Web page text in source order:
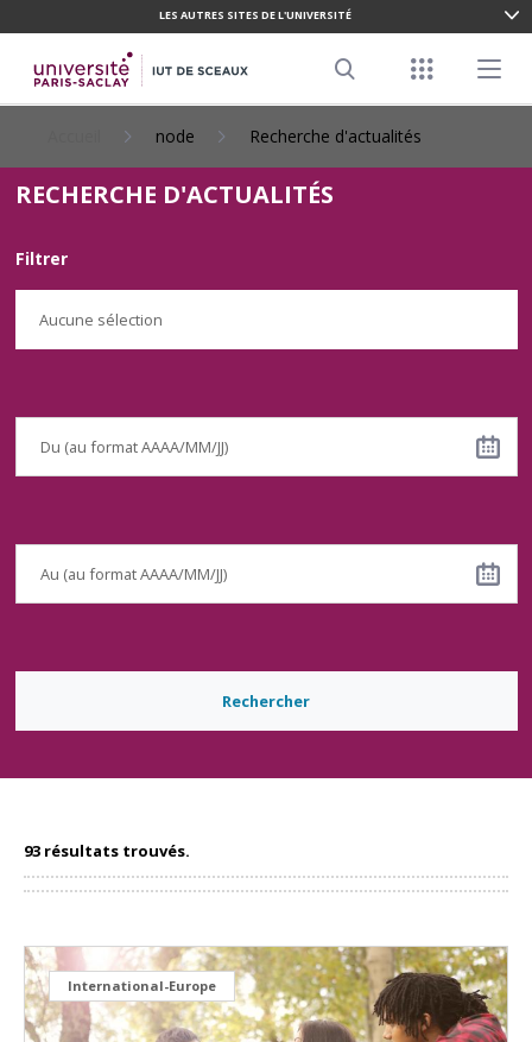
CONTENU
PRINCIPAL
LES AUTRES SITES DE L'UNIVERSITÉ
Menu Menu
node Recherche d'actualités
RECHERCHE D'ACTUALITÉS
Filtrer
Aucune sélection
Rechercher
93 résultats trouvés.
International-Europe